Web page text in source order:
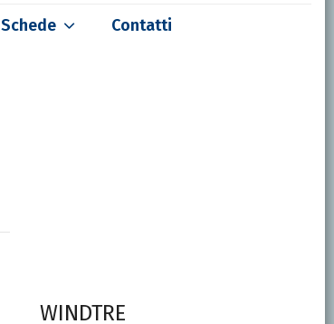
Schede Contatti
WINDTRE